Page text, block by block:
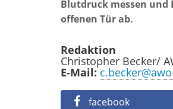
Blutdruck messen und
offenen Tür ab.
Redaktion
Christopher Becker/
E-Mail:
facebook